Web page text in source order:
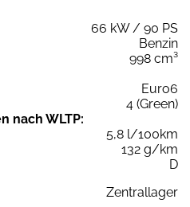
66 kW / 90 PS
Benzin
998 cm³
Euro6
4 (Green)
nach WLTP:
5,8 l/100km
132 g/km
D
Zentrallager